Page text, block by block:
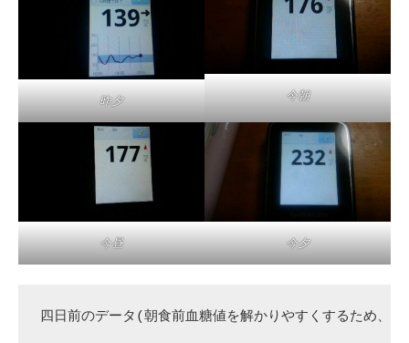
昨夕 今朝
今昼 今夕
四日前のデータ(朝食前血糖値を解かりやすくするため、